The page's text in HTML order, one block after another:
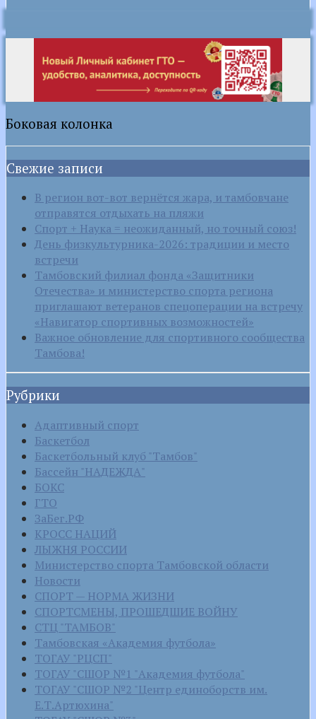
Боковая колонка
Свежие записи
В регион вот-вот вернётся жара, и тамбовчане
отправятся отдыхать на пляжи
Спорт + Наука = неожиданный, но точный союз!
День физкультурника-2026: традиции и место
встречи
Тамбовский филиал фонда «Защитники
Отечества» и министерство спорта региона
приглашают ветеранов спецоперации на встречу
«Навигатор спортивных возможностей»
Важное обновление для спортивного сообщества
Тамбова!
Рубрики
Адаптивный спорт
Баскетбол
Баскетбольный клуб "Тамбов"
Бассейн "НАДЕЖДА"
БОКС
ГТО
ЗаБег.РФ
КРОСС НАЦИЙ
ЛЫЖНЯ РОССИИ
Министерство спорта Тамбовской области
Новости
СПОРТ — НОРМА ЖИЗНИ
СПОРТСМЕНЫ, ПРОШЕДШИЕ ВОЙНУ
СТЦ "ТАМБОВ"
Тамбовская «Академия футбола»
ТОГАУ "РЦСП"
ТОГАУ "СШОР №1 "Академия футбола"
ТОГАУ "СШОР №2 "Центр единоборств им.
Е.Т.Артюхина"